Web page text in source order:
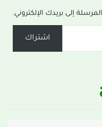
إلى بريدك الإلكتروني.
اشتراك